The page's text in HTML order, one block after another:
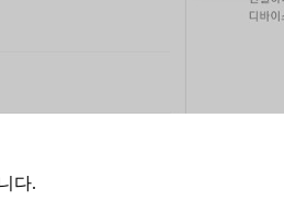
다.